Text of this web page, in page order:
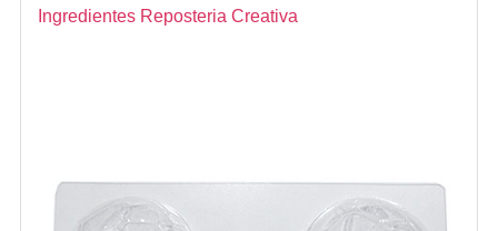
Ingredientes Reposteria Creativa